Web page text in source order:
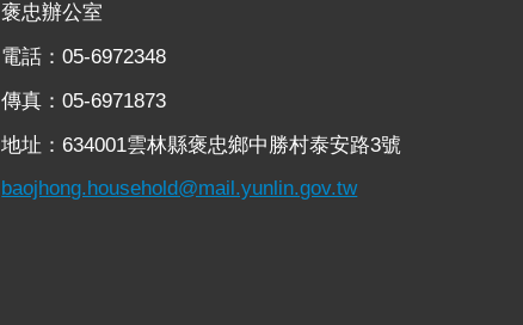
褒忠辦公室
電話：05-6972348
傳真：05-6971873
地址：634001雲林縣褒忠鄉中勝村泰安路3號
baojhong.household@mail.yunlin.gov.tw